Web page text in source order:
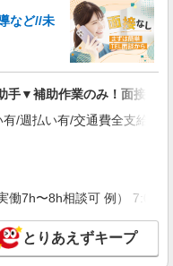
NEW
護助手＊日払いOK！即
円 ＜日払い有/週払い有/交
含む)＞
NEW
怖くない＊デイサービ
など//未
手▼補助作業のみ！面接なし
/週払い有/交通費全支給(ガ
働7h〜8h相談可 例） 7:00
とりあえずキープ